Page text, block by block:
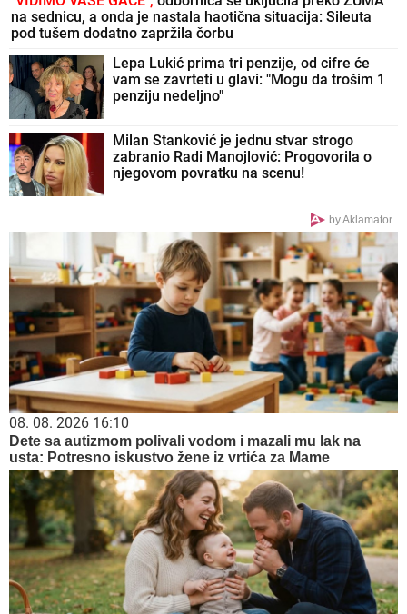
na sednicu, a onda je nastala haotična situacija: Sileuta
pod tušem dodatno zapržila čorbu
Lepa Lukić prima tri penzije, od cifre će
vam se zavrteti u glavi: "Mogu da trošim 1
penziju nedeljno"
Milan Stanković je jednu stvar strogo
zabranio Radi Manojlović: Progovorila o
njegovom povratku na scenu!
by Aklamator
08. 08. 2026 16:10
Dete sa autizmom polivali vodom i mazali mu lak na
usta: Potresno iskustvo žene iz vrtića za Mame